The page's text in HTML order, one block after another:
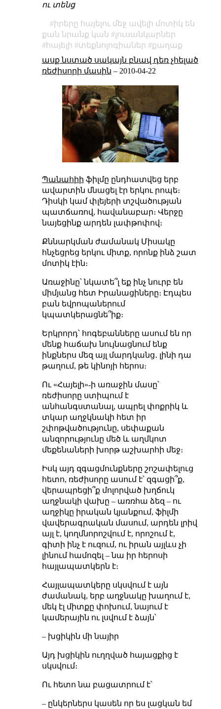
ու տենց
իրերը հայելու մեջ ավելի մոտիկ են
քան նրանք կան
լուսանկարներ
հայելի
տեքնոլոգիաներ
քաղաք
ասք նստած սակայն բնավ դեռ չհելած
ռեժիսորի մասին – 2010-04-22
Պանահիի ֆիլմը ընդհատվեց երբ
ավարտին մնացել էր երկու րոպե։
Դիսկի կամ փլեյերի տշվածության
պատճառով, հավանաբար։ Վերջը
նայեցինք արդեն լափթոփով։
Քննարկման ժամանակ Միսակը
հնչեցրեց երկու միտք, որոնք ինձ շատ
մոտիկ էին։
Առաջինը՝ նկատե՞լ եք ինչ նուրբ են
միմյանց հետ Իրանացիները։ Էդպես
բան եվրոպաներում
կպատկերացնե՞իք։
Երկրորդ՝ հոգեբանները ասում են որ
մենք հաճախ նույնացնում ենք
ինքներս մեզ այլ մարդկանց․ լինի դա
թաղում, թե կինոյի հերոս։
Ու «Հայելի»-ի առաջին մասը՝
ռեժիսորը ստիպում է
անհանգստանալ, ապրել փոքրիկ և
տկար աղջկնակի հետ իր
շփոթվածությունը, սեփաքան
անզորությունը մեծ և աղմկոտ
մեքենաների խորթ աշխարհի մեջ։
Իսկ այդ զգացմունքները շոշափելուց
հետո, ռեժիսորը ասում է՝ զգացի՞ք,
վերապրեցի՞ք մոլորված խղճուկ
աղջնակի վախը – առռհա ձեզ – ու
աղջիկը իրական կյանքում, ֆիլմի
վավերագրական մասում, արդեն լրիվ
այլ է, կողմնորոշվում է, որոշում է,
գիտի ինչ է ուզում, ու իրան այլևս չի
լինում համոզել – նա իր հերոսի
հայլապատկերն է։
Հայլապատկերը սկսվում է այն
ժամանակ, երբ աղջնակը խաղում է,
մեկ էլ միտքը փոխում, նայում է
կամերային ու լսվում է ձայն՝
– խցիկին մի նայիր
Այդ խցիկին ուղղված հայացքից է
սկսվում։
Ու հետո նա բացատրում է՝
– ընկերներս կասեն որ ես լացկան եմ